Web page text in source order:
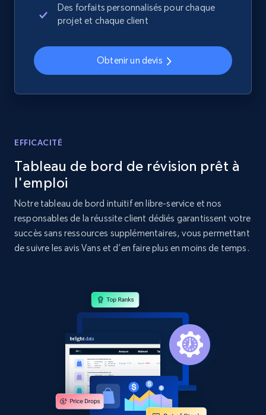
price, Currency, Availability, Reviews count, and
more.
Title, Seller name, Brand, Description, Initial
more.
2.1K+ 375+ Commencer
Title, Seller name, Brand, Description, Initial
price, Currency, Availability, Reviews count, and
375+ Commencer
Amazon products global dataset - Collect
Des forfaits personnalisés pour chaque
projet et chaque client
Obtenir un devis
EFFICACITÉ
Tableau de bord de révision prêt à
l'emploi
Notre tableau de bord intuitif en libre-service et nos
responsables de la réussite client dédiés garantissent votre
succès sans ressources supplémentaires, vous permettant
de suivre les avis Vans et d’en faire plus en moins de temps.